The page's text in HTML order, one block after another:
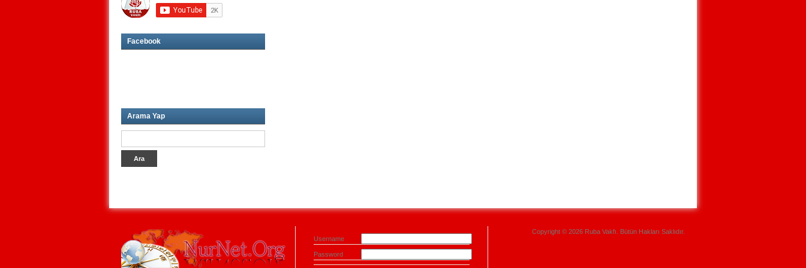
Facebook
Arama Yap
Username
Password
Copyright © 2026 Ruba Vakfı. Bütün Hakları Saklıdır.